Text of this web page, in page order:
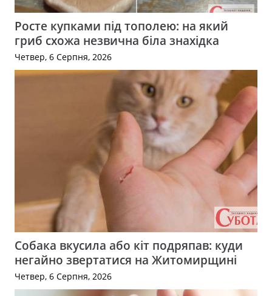
Росте купками під тополею: на який
гриб схожа незвична біла знахідка
Четвер, 6 Серпня, 2026
Собака вкусила або кіт подряпав: куди
негайно звертатися на Житомирщині
Четвер, 6 Серпня, 2026